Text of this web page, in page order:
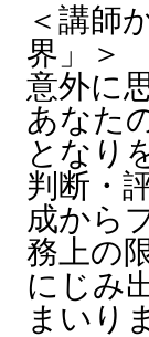
＜講師
界」＞
意外に
あなた
となり
判断・
成から
務上の
にじみ
まいり